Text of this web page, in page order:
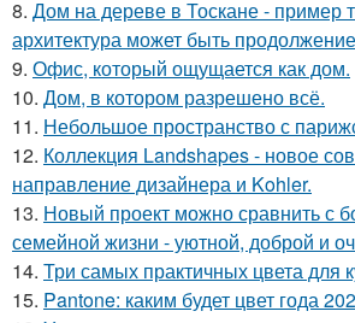
8. Дом на дереве в Тоскане - пример
архитектура может быть
9. Офис, который ощущается как дом.
10. Дом, в котором разрешено всё.
11. Небольшое пространство с
12. Коллекция Landshapes - новое
направление дизайнера и Kohler.
13. Новый проект можно сравнить с
семейной жизни - уютной, доброй и
14. Три самых практичных цвета для
15. Pantone: каким будет цвет года